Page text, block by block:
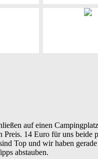
auf einen
Preis. 14 Euro für uns
Top und wir haben
abstauben.